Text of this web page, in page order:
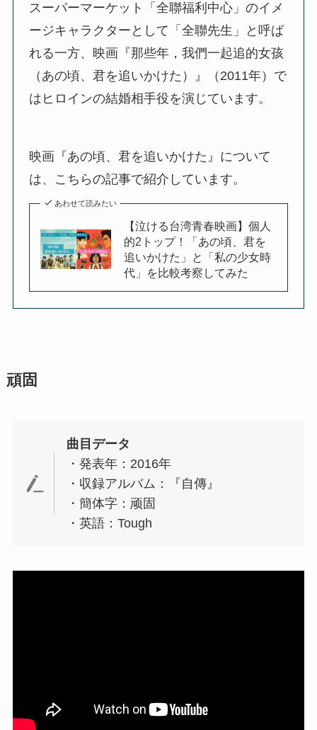
スーパーマーケット「全聯福利中心」のイメ
ージキャラクターとして「全聯先生」と呼ば
れる一方、映画『那些年，我們一起追的女孩
（あの頃、君を追いかけた）』（2011年）で
はヒロインの結婚相手役を演じています。
映画『あの頃、君を追いかけた』について
は、こちらの記事で紹介しています。
あわせて読みたい
【泣ける台湾青春映画】個人
的2トップ！「あの頃、君を
追いかけた」と「私の少女時
代」を比較考察してみた
頑固
曲目データ
・発表年：2016年
・収録アルバム：『自傳』
・簡体字：顽固
・英語：Tough